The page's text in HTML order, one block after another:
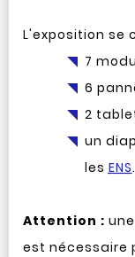
L'exposition se
7
6
2
un
lesENS.
Attention :
est nécessaire